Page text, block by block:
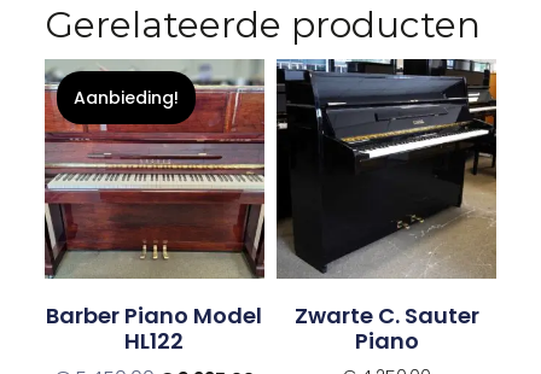
Gerelateerde producten
Aanbieding!
Barber Piano Model
HL122
Zwarte C. Sauter
Piano